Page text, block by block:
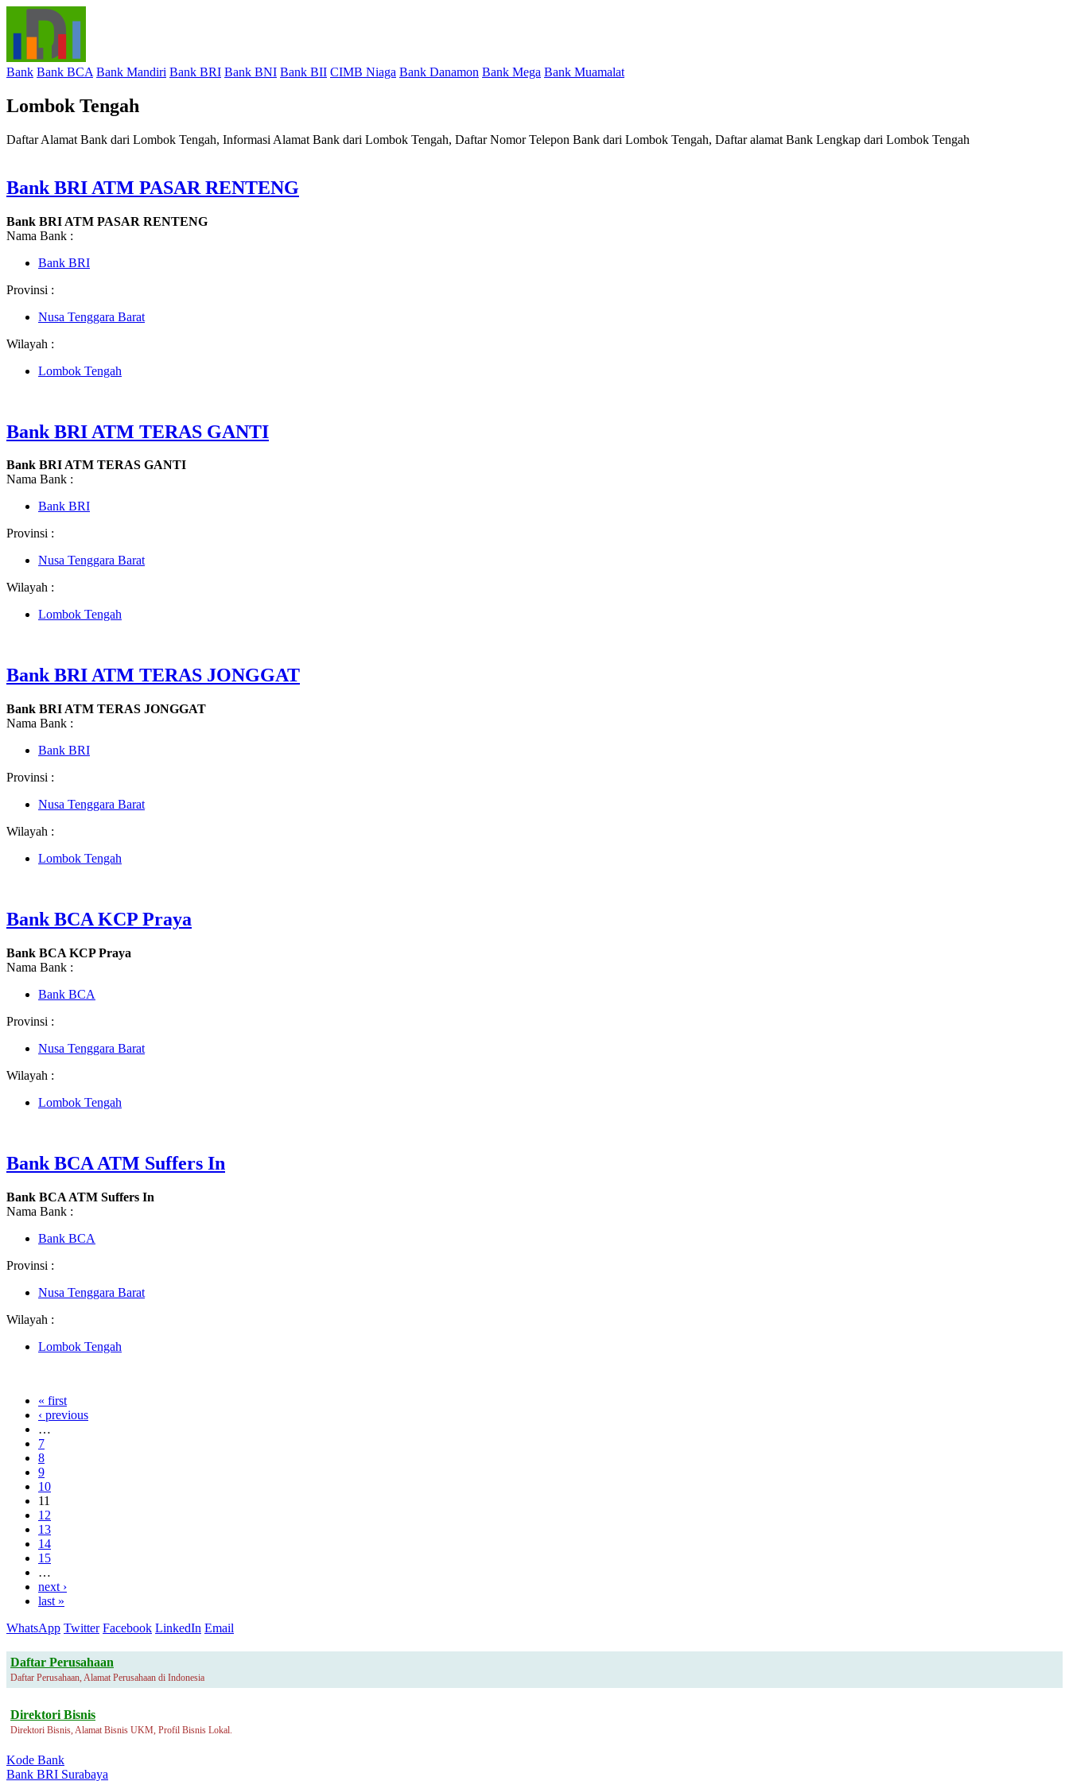
Bank Bank BCA Bank Mandiri Bank BRI Bank BNI Bank BII CIMB Niaga Bank Danamon Bank Mega Bank Muamalat
Lombok Tengah
Daftar Alamat Bank dari Lombok Tengah, Informasi Alamat Bank dari Lombok Tengah, Daftar Nomor Telepon Bank dari Lombok Tengah, Daftar alamat Bank Lengkap dari Lombok Tengah
Bank BRI ATM PASAR RENTENG
Bank BRI ATM PASAR RENTENG
Nama Bank :
Bank BRI
Provinsi :
Nusa Tenggara Barat
Wilayah :
Lombok Tengah
Bank BRI ATM TERAS GANTI
Bank BRI ATM TERAS GANTI
Nama Bank :
Bank BRI
Provinsi :
Nusa Tenggara Barat
Wilayah :
Lombok Tengah
Bank BRI ATM TERAS JONGGAT
Bank BRI ATM TERAS JONGGAT
Nama Bank :
Bank BRI
Provinsi :
Nusa Tenggara Barat
Wilayah :
Lombok Tengah
Bank BCA KCP Praya
Bank BCA KCP Praya
Nama Bank :
Bank BCA
Provinsi :
Nusa Tenggara Barat
Wilayah :
Lombok Tengah
Bank BCA ATM Suffers In
Bank BCA ATM Suffers In
Nama Bank :
Bank BCA
Provinsi :
Nusa Tenggara Barat
Wilayah :
Lombok Tengah
« first
‹ previous
…
7
8
9
10
11
12
13
14
15
…
next ›
last »
WhatsApp Twitter Facebook LinkedIn Email
Daftar Perusahaan
Daftar Perusahaan, Alamat Perusahaan di Indonesia
Direktori Bisnis
Direktori Bisnis, Alamat Bisnis UKM, Profil Bisnis Lokal.
Kode Bank
Bank BRI Surabaya